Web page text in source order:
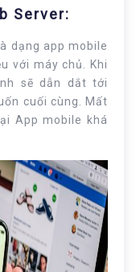
Server:
dạng app mobile
với máy chủ. Khi
sẽ dẫn dắt tới
cuối cùng. Mất
App mobile khá